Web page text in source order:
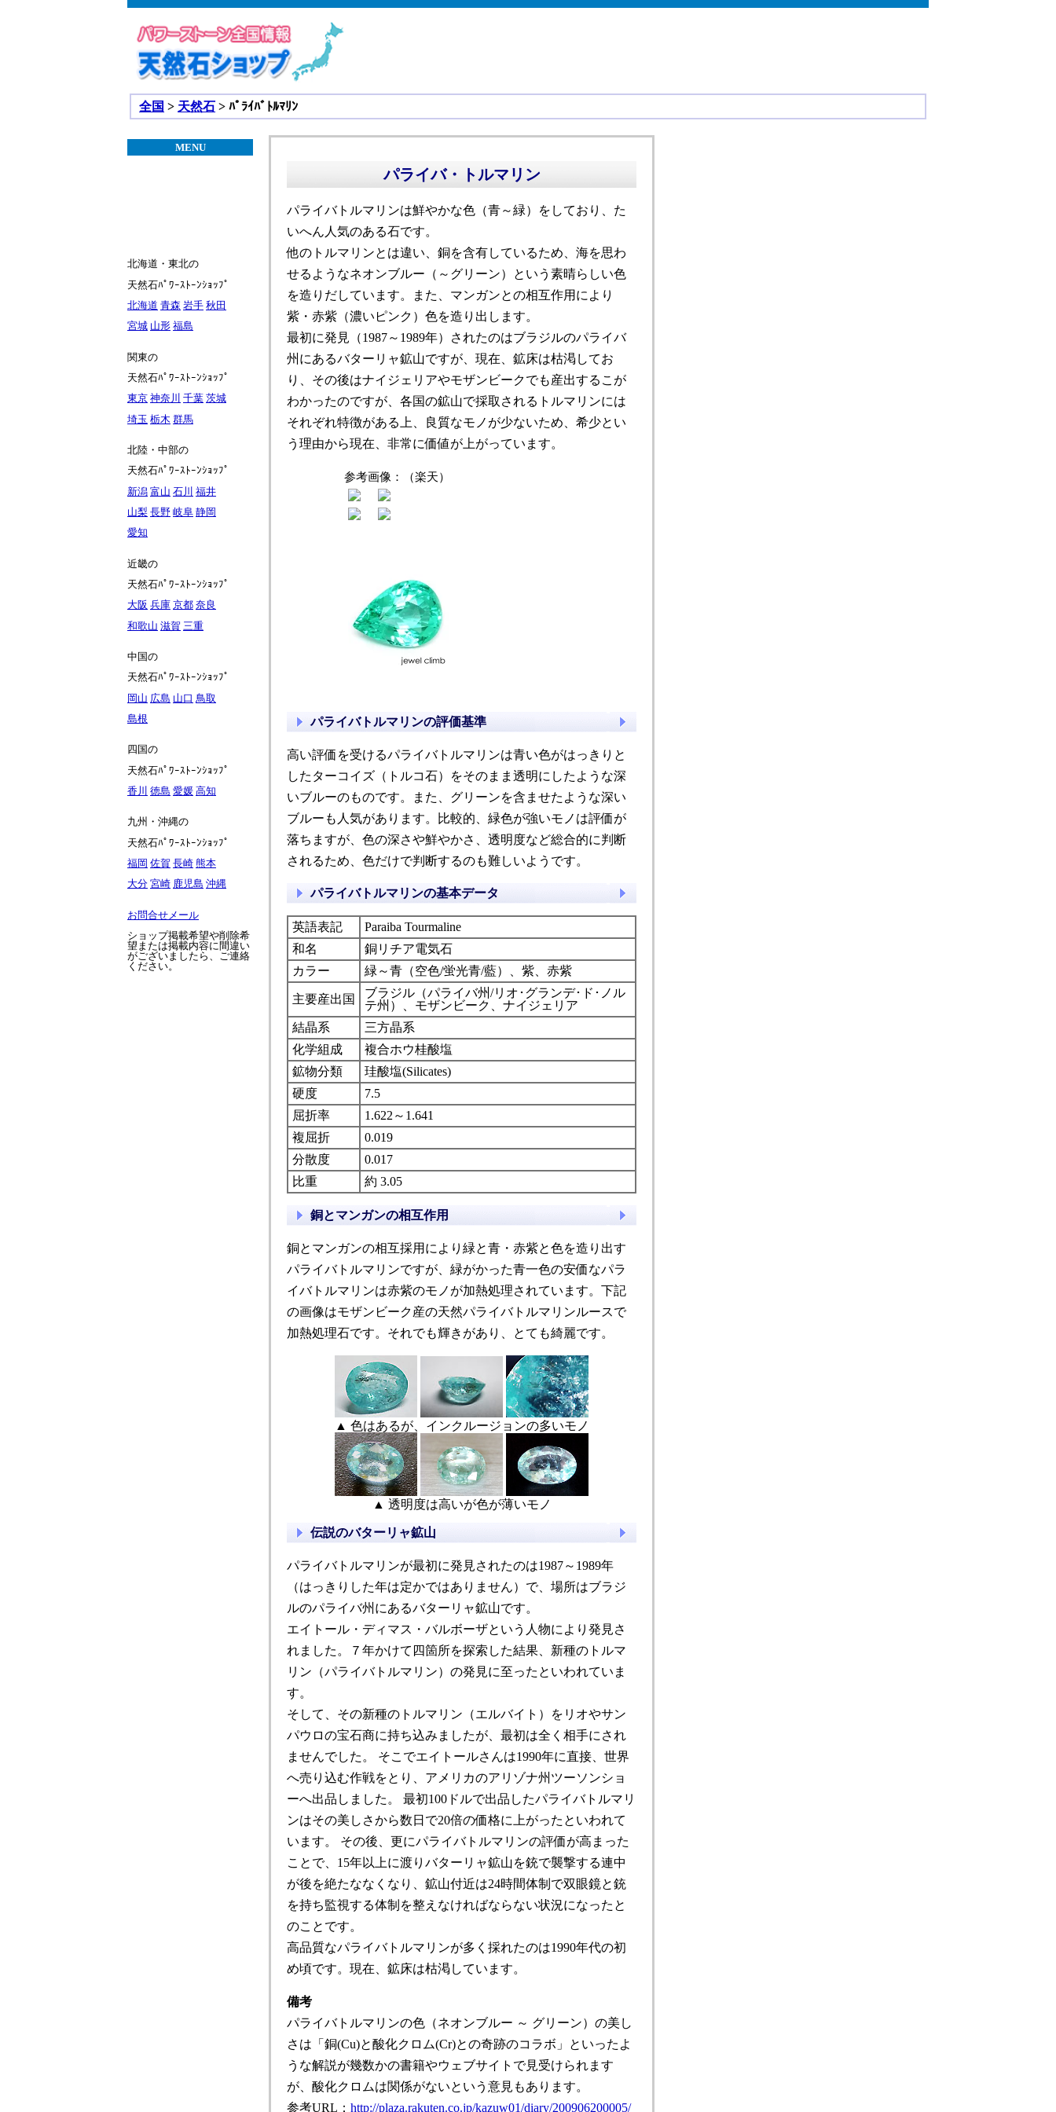
全国 > 天然石 > ﾊﾟﾗｲﾊﾞﾄﾙﾏﾘﾝ
パライバ・トルマリン
パライバトルマリンは鮮やかな色（青～緑）をしており、た
いへん人気のある石です。
他のトルマリンとは違い、銅を含有しているため、海を思わ
せるようなネオンブルー（～グリーン）という素晴らしい色
を造りだしています。また、マンガンとの相互作用により
紫・赤紫（濃いピンク）色を造り出します。
最初に発見（1987～1989年）されたのはブラジルのパライバ
州にあるバターリャ鉱山ですが、現在、鉱床は枯渇してお
り、その後はナイジェリアやモザンビークでも産出するこが
わかったのですが、各国の鉱山で採取されるトルマリンには
それぞれ特徴がある上、良質なモノが少ないため、希少とい
う理由から現在、非常に価値が上がっています。
パライバトルマリンの評価基準
高い評価を受けるパライバトルマリンは青い色がはっきりと
したターコイズ（トルコ石）をそのまま透明にしたような深
いブルーのものです。また、グリーンを含ませたような深い
ブルーも人気があります。比較的、緑色が強いモノは評価が
落ちますが、色の深さや鮮やかさ、透明度など総合的に判断
されるため、色だけで判断するのも難しいようです。
パライバトルマリンの基本データ
英語表記
Paraiba Tourmaline
和名
銅リチア電気石
カラー
緑～青（空色/蛍光青/藍）、紫、赤紫
主要産出国
ブラジル（パライバ州/リオ･グランデ･ド･ノル
テ州）、モザンビーク、ナイジェリア
結晶系
三方晶系
化学組成
複合ホウ桂酸塩
鉱物分類
珪酸塩(Silicates)
硬度
7.5
屈折率
1.622～1.641
複屈折
0.019
分散度
0.017
比重
約 3.05
銅とマンガンの相互作用
銅とマンガンの相互採用により緑と青・赤紫と色を造り出す
パライバトルマリンですが、緑がかった青一色の安価なパラ
イバトルマリンは赤紫のモノが加熱処理されています。下記
の画像はモザンビーク産の天然パライバトルマリンルースで
加熱処理石です。それでも輝きがあり、とても綺麗です。
▲ 色はあるが、インクルージョンの多いモノ
▲ 透明度は高いが色が薄いモノ
伝説のバターリャ鉱山
パライバトルマリンが最初に発見されたのは1987～1989年
（はっきりした年は定かではありません）で、場所はブラジ
ルのパライバ州にあるバターリャ鉱山です。
エイトール・ディマス・バルボーザという人物により発見さ
れました。７年かけて四箇所を探索した結果、新種のトルマ
リン（パライバトルマリン）の発見に至ったといわれていま
す。
そして、その新種のトルマリン（エルバイト）をリオやサン
パウロの宝石商に持ち込みましたが、最初は全く相手にされ
ませんでした。 そこでエイトールさんは1990年に直接、世界
へ売り込む作戦をとり、アメリカのアリゾナ州ツーソンショ
ーへ出品しました。 最初100ドルで出品したパライバトルマリ
ンはその美しさから数日で20倍の価格に上がったといわれて
います。 その後、更にパライバトルマリンの評価が高まった
ことで、15年以上に渡りバターリャ鉱山を銃で襲撃する連中
が後を絶たななくなり、鉱山付近は24時間体制で双眼鏡と銃
を持ち監視する体制を整えなければならない状況になったと
のことです。
高品質なパライバトルマリンが多く採れたのは1990年代の初
め頃です。現在、鉱床は枯渇しています。
備考
パライバトルマリンの色（ネオンブルー ～ グリーン）の美し
さは「銅(Cu)と酸化クロム(Cr)との奇跡のコラボ」といったよ
うな解説が幾数かの書籍やウェブサイトで見受けられます
が、酸化クロムは関係がないという意見もあります。
参考URL： http://plaza.rakuten.co.jp/kazuw01/diary/200906200005/
MENU
北海道・東北の
天然石ﾊﾟﾜｰｽﾄｰﾝｼｮｯﾌﾟ
北海道 青森 岩手 秋田
宮城 山形 福島
関東の
天然石ﾊﾟﾜｰｽﾄｰﾝｼｮｯﾌﾟ
東京 神奈川 千葉 茨城
埼玉 栃木 群馬
北陸・中部の
天然石ﾊﾟﾜｰｽﾄｰﾝｼｮｯﾌﾟ
新潟 富山 石川 福井
山梨 長野 岐阜 静岡
愛知
近畿の
天然石ﾊﾟﾜｰｽﾄｰﾝｼｮｯﾌﾟ
大阪 兵庫 京都 奈良
和歌山 滋賀 三重
中国の
天然石ﾊﾟﾜｰｽﾄｰﾝｼｮｯﾌﾟ
岡山 広島 山口 鳥取
島根
四国の
天然石ﾊﾟﾜｰｽﾄｰﾝｼｮｯﾌﾟ
香川 徳島 愛媛 高知
九州・沖縄の
天然石ﾊﾟﾜｰｽﾄｰﾝｼｮｯﾌﾟ
福岡 佐賀 長崎 熊本
大分 宮崎 鹿児島 沖縄
お問合せメール
ショップ掲載希望や削除希
望または掲載内容に間違い
がございましたら、ご連絡
ください。